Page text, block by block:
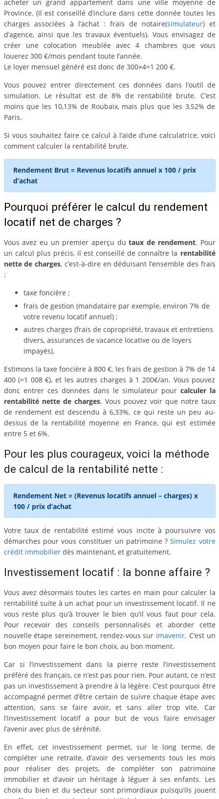
acheter un grand appartement dans une ville moyenne de
Province. (Il est conseillé d’inclure dans cette donnée toutes les
charges associées à l’achat : frais de notaire(simulateur) et
d’agence, ainsi que les travaux éventuels). Vous envisagez de
créer une colocation meublée avec 4 chambres que vous
louerez 300 €/mois pendant toute l’année.
Le loyer mensuel généré est donc de 300×4=1 200 €.
Vous pouvez entrer directement ces données dans l’outil de
simulation. Le résultat est de 8% de rentabilité brute. C’est
moins que les 10,13% de Roubaix, mais plus que les 3,52% de
Paris.
Si vous souhaitez faire ce calcul à l’aide d’une calculatrice, voici
comment calculer la rentabilité brute.
Rendement Brut = Revenus locatifs annuel x 100 / prix
d’achat
Pourquoi préférer le calcul du rendement
locatif net de charges ?
Vous avez eu un premier aperçu dutaux de rendement. Pour
un calcul plus précis, il est conseillé de connaître la rentabilité
nette de charges, c’est-à-dire en déduisant l’ensemble des frais
:
taxe foncière ;
frais de gestion (mandataire par exemple, environ 7% de
votre revenu locatif annuel) ;
autres charges (frais de copropriété, travaux et entretiens
divers, assurances de vacance locative ou de loyers
impayés).
Estimons la taxe foncière à 800 €, les frais de gestion à 7% de 14
400 (=1 008 €), et les autres charges à 1 200€/an. Vous pouvez
donc entrer ces données dans le simulateur pour calculer la
rentabilité nette de charges. Vous pouvez voir que notre taux
de rendement est descendu à 6,33%, ce qui reste un peu au-
dessus de la rentabilité moyenne en France, qui est estimée
entre 5 et 6%.
Pour les plus courageux, voici la méthode
de calcul de la rentabilité nette :
Rendement Net = (Revenus locatifs annuel – charges) x
100 / prix d’achat
Votre taux de rentabilité estimé vous incite à poursuivre vos
démarches pour vous constituer un patrimoine ?Simulez votre
crédit immobilierdès maintenant, et gratuitement.
Investissement locatif : la bonne affaire ?
Vous avez désormais toutes les cartes en main pour calculer la
rentabilité suite à un achat pour un investissement locatif. Il ne
vous reste plus qu’à trouver le bien qu’il vous faut pour cela.
Pour recevoir des conseils personnalisés et aborder cette
nouvelle étape sereinement, rendez-vous sur Imavenir. C’est un
bon moyen pour faire le bon choix, au bon moment.
Car si l’investissement dans la pierre reste l’investissement
préféré des français, ce n’est pas pour rien. Pour autant, ce n’est
pas un investissement à prendre à la légère. C’est pourquoi être
accompagné permet d’être certain de suivre chaque étape avec
attention, sans se faire avoir, et sans aller trop vite. Car
l’investissement locatif a pour but de vous faire envisager
l’avenir avec plus de sérénité.
En effet, cet investissement permet, sur le long terme, de
compléter une retraite, d’avoir des versements tous les mois
pour réaliser des projets, de compléter son patrimoine
immobilier et d’avoir un héritage à léguer à ses enfants. Les
choix du bien et du secteur sont primordiaux puisqu’ils jouent